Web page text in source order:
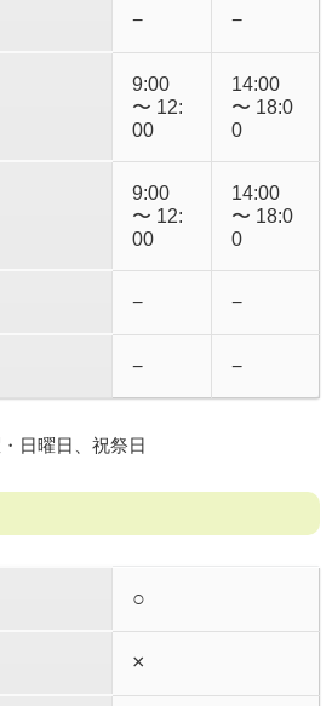
− −
9:00
〜 12:
00
14:00
〜 18:0
0
9:00
〜 12:
00
14:00
〜 18:0
0
− −
− −
日曜日、祝祭日
○
×